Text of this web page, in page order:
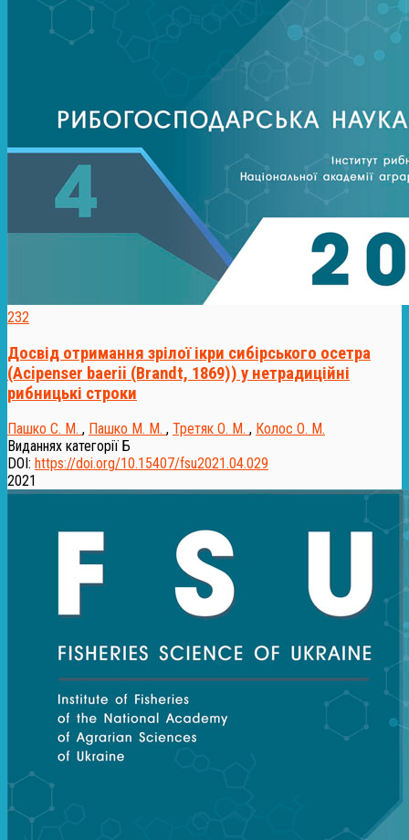
232
Досвід отримання зрілої ікри сибірського осетра
(Acipenser baerii (Brandt, 1869)) у нетрадиційні
рибницькі строки
Пашко С. М. , Пашко М. М. , Третяк О. М. , Колос О. М.
Виданнях категорії Б
DOI: https://doi.org/10.15407/fsu2021.04.029
2021